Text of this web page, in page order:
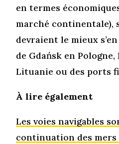
en termes
marché continentale),
devraient le mieux
de Gdańsk en Pologne,
Lituanie ou des ports
À lire également
Les voies navigables
continuation des mers